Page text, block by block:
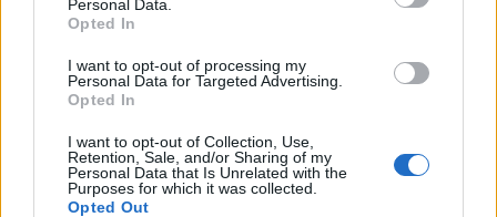
Personal Data.
Opted In
I want to opt-out of processing my
Personal Data for Targeted Advertising.
Opted In
I want to opt-out of Collection, Use,
Retention, Sale, and/or Sharing of my
Personal Data that Is Unrelated with the
Purposes for which it was collected.
Opted Out
“Po ngrihet një ministri
Këlliçi: Projektligji i
shtatorit i hap rrugë
ndërhyjë
protestë: Pacientët